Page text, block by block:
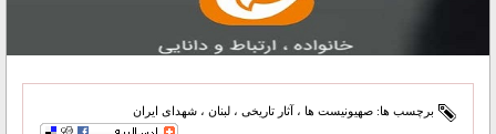
برچسب ها: صهیونیست ها ، آثار تاریخی ، لبنان ، شهدای ایران